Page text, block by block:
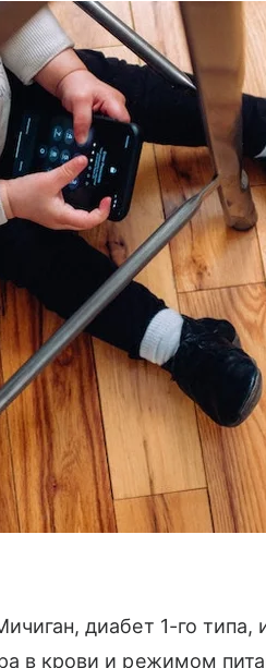
диабет 1-го типа,
в крови и режимом